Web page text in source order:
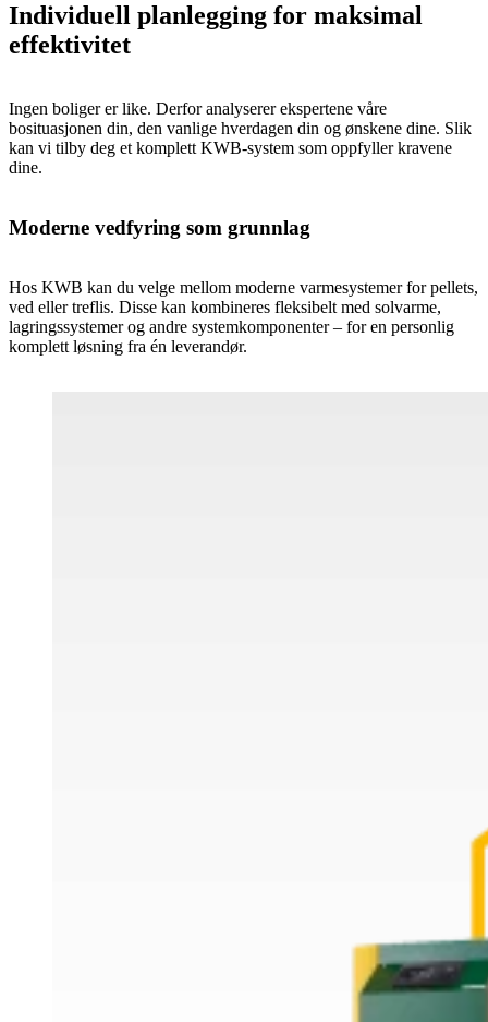
Individuell planlegging for maksimal
effektivitet
Ingen boliger er like. Derfor analyserer ekspertene våre
bosituasjonen din, den vanlige hverdagen din og ønskene dine. Slik
kan vi tilby deg et komplett KWB-system som oppfyller kravene
dine.
Moderne vedfyring som grunnlag
Hos KWB kan du velge mellom moderne varmesystemer for pellets,
ved eller treflis. Disse kan kombineres fleksibelt med solvarme,
lagringssystemer og andre systemkomponenter – for en personlig
komplett løsning fra én leverandør.